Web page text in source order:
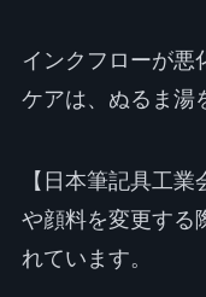
インクフローが悪
ケアは、ぬるま湯
【日本筆記具工
や顔料を変更する
れています。